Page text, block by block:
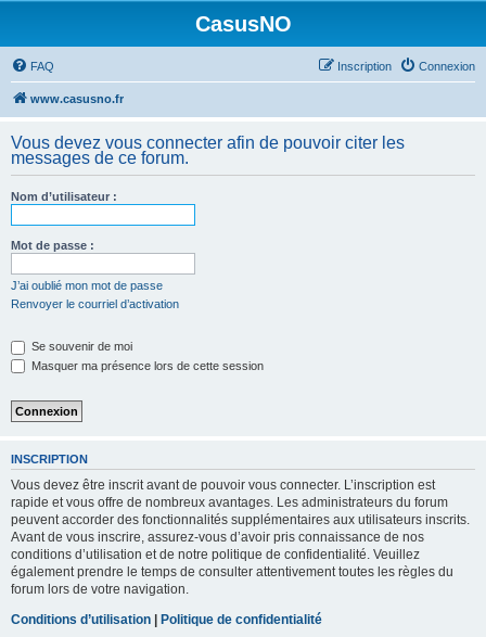
CasusNO
FAQ Connexion
Inscription
www.casusno.fr
Vous devez vous connecter afin de pouvoir citer les
messages de ce forum.
Nom d’utilisateur :
Mot de passe :
J’ai oublié mon mot de passe
Renvoyer le courriel d’activation
Se souvenir de moi
Masquer ma présence lors de cette session
INSCRIPTION
Vous devez être inscrit avant de pouvoir vous connecter. L’inscription est
rapide et vous offre de nombreux avantages. Les administrateurs du forum
peuvent accorder des fonctionnalités supplémentaires aux utilisateurs inscrits.
Avant de vous inscrire, assurez-vous d’avoir pris connaissance de nos
conditions d’utilisation et de notre politique de confidentialité. Veuillez
également prendre le temps de consulter attentivement toutes les règles du
forum lors de votre navigation.
Conditions d’utilisation | Politique de confidentialité